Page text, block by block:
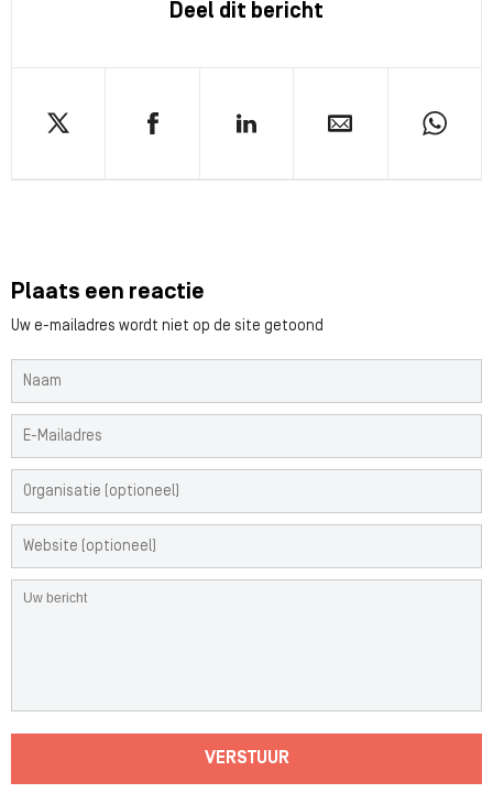
Deel dit bericht
Plaats een reactie
Uw e-mailadres wordt niet op de site getoond
VERSTUUR